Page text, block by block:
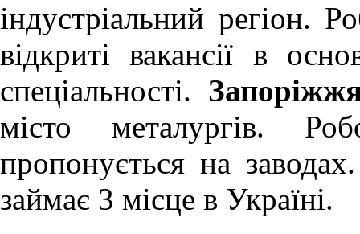
індустріальний регіон.
відкриті вакансії в
спеціальності.
місто металургів.
пропонується на
займає 3 місце в Україні.